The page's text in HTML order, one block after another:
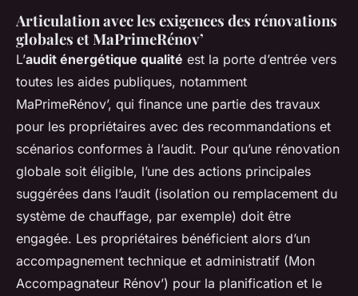
Articulation avec les exigences des rénovations
globales et MaPrimeRénov’
L’audit énergétique qualité est la porte d’entrée vers
toutes les aides publiques, notamment
MaPrimeRénov’, qui finance une partie des travaux
pour les propriétaires avec des recommandations et
scénarios conformes à l’audit. Pour qu’une rénovation
globale soit éligible, l’une des actions principales
suggérées dans l’audit (isolation ou remplacement du
système de chauffage, par exemple) doit être
engagée. Les propriétaires bénéficient alors d’un
accompagnement technique et administratif (Mon
Accompagnateur Rénov’) pour la planification et le